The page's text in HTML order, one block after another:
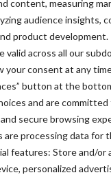
content, measuring
audience insights,
product
valid across all our
your consent at any
button at the
and are
secure browsing
are processing data for
features: Store and/or
personalized
Toon meer